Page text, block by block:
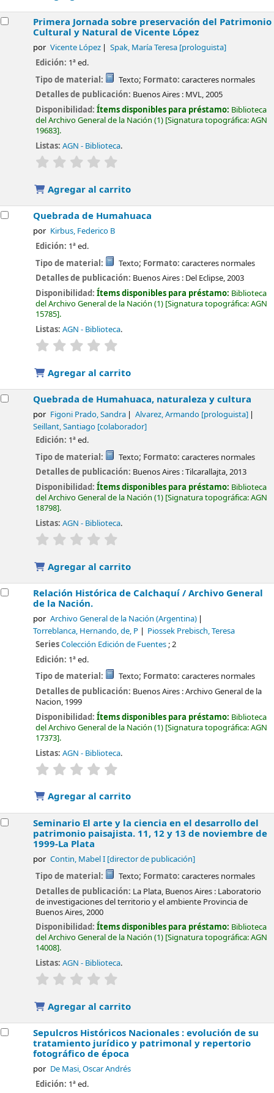
Primera Jornada sobre preservación del Patrimonio
Cultural y Natural de Vicente López
por Vicente López Spak, María Teresa[prologuista]
Edición: 1ª ed.
Tipo de material:
Texto; Formato: caracteres normales
Detalles de publicación: Buenos Aires : MVL,2005
Disponibilidad:Ítems disponibles para préstamo: Biblioteca
del Archivo General de la Nación (1) Signatura topográfica:AGN
19683 .
Listas: AGN - Biblioteca.
valoración
Agregar al carrito
Quebrada de Humahuaca
por Kirbus, Federico B
Edición: 1ª ed.
Tipo de material:
Texto; Formato: caracteres normales
Detalles de publicación: Buenos Aires : Del Eclipse,2003
Disponibilidad:Ítems disponibles para préstamo: Biblioteca
del Archivo General de la Nación (1) Signatura topográfica:AGN
15785 .
Listas: AGN - Biblioteca.
valoración
Agregar al carrito
Quebrada de Humahuaca, naturaleza y cultura
por Figoni Prado, Sandra Alvarez, Armando[prologuista]
Seillant, Santiago [colaborador]
Edición: 1ª ed.
Tipo de material:
Texto; Formato: caracteres normales
Detalles de publicación: Buenos Aires :Tilcarallajta,2013
Disponibilidad:Ítems disponibles para préstamo: Biblioteca
del Archivo General de la Nación (1) Signatura topográfica:AGN
18798 .
Listas: AGN - Biblioteca.
valoración
Agregar al carrito
Relación Histórica de Calchaquí /Archivo General
de la Nación.
por Archivo General de la Nación (Argentina)
Torreblanca, Hernando, de, P
Piossek Prebisch, Teresa
SeriesColección Edición de Fuentes; 2
Edición: 1ª ed.
Tipo de material:
Texto; Formato: caracteres normales
Detalles de publicación: Buenos Aires :Archivo General de la
Nacion, 1999
Disponibilidad:Ítems disponibles para préstamo: Biblioteca
del Archivo General de la Nación (1) Signatura topográfica:AGN
17373 .
Listas: AGN - Biblioteca.
valoración
Agregar al carrito
Seminario El arte y la ciencia en el desarrollo del
patrimonio paisajista. 11, 12 y 13 de noviembre de
1999-La Plata
por Contin, Mabel I[director de publicación]
Tipo de material: Texto; Formato: caracteres normales
Detalles de publicación: La Plata, Buenos Aires : Laboratorio
de investigaciones del territorio y el ambiente Provincia de
Buenos Aires,2000
Disponibilidad:Ítems disponibles para préstamo: Biblioteca
del Archivo General de la Nación (1) Signatura topográfica:AGN
14008 .
Listas: AGN - Biblioteca.
valoración
Agregar al carrito
Sepulcros Históricos Nacionales : evolución de su
tratamiento jurídico y patrimonal y repertorio
fotográfico de época
por De Masi, Oscar Andrés
Edición: 1ª ed.